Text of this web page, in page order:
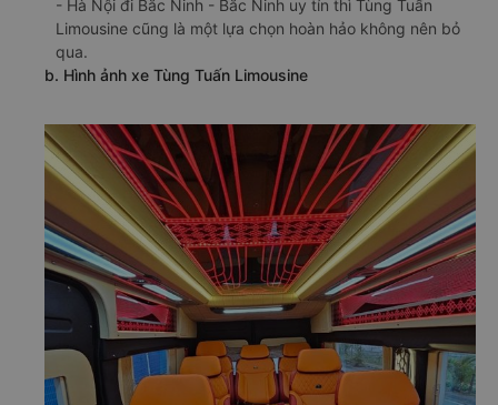
- Hà Nội đi Bắc Ninh - Bắc Ninh uy tín thì Tùng Tuấn
Limousine cũng là một lựa chọn hoàn hảo không nên bỏ
qua.
b. Hình ảnh xe Tùng Tuấn Limousine